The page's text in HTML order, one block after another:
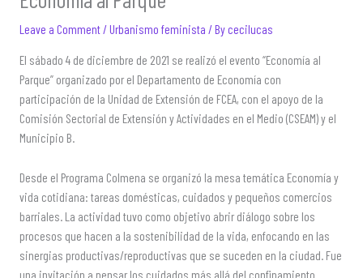
Leave a Comment/Urbanismo feminista / Bycecilucas
El sábado 4 de diciembre de 2021 se realizó el evento “Economía al
Parque” organizado por el Departamento de Economía con
participación de la Unidad de Extensión de FCEA, con el apoyo de la
Comisión Sectorial de Extensión y Actividades en el Medio (CSEAM) y el
Municipio B.
Desde el Programa Colmena se organizó la mesa temática Economía y
vida cotidiana: tareas domésticas, cuidados y pequeños comercios
barriales. La actividad tuvo como objetivo abrir diálogo sobre los
procesos que hacen a la sostenibilidad de la vida, enfocando en las
sinergias productivas/reproductivas que se suceden en la ciudad. Fue
una invitación a pensar los cuidados más allá del confinamiento